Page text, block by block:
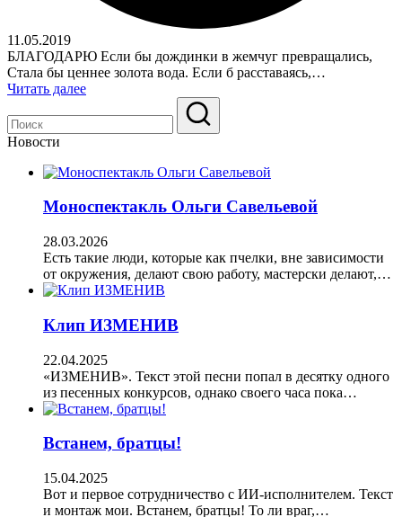
11.05.2019
БЛАГОДАРЮ Если бы дождинки в жемчуг превращались,
Стала бы ценнее золота вода. Если б расставаясь,…
Читать далее
Новости
Моноспектакль Ольги Савельевой
28.03.2026
Есть такие люди, которые как пчелки, вне зависимости
от окружения, делают свою работу, мастерски делают,…
Клип ИЗМЕНИВ
22.04.2025
«ИЗМЕНИВ». Текст этой песни попал в десятку одного
из песенных конкурсов, однако своего часа пока…
Встанем, братцы!
15.04.2025
Вот и первое сотрудничество с ИИ-исполнителем. Текст
и монтаж мои. Встанем, братцы! То ли враг,…